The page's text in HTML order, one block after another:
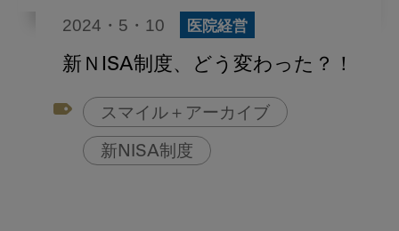
2024・5・10 医院経営
新ＮISA制度、どう変わった？！
スマイル＋アーカイブ
新NISA制度